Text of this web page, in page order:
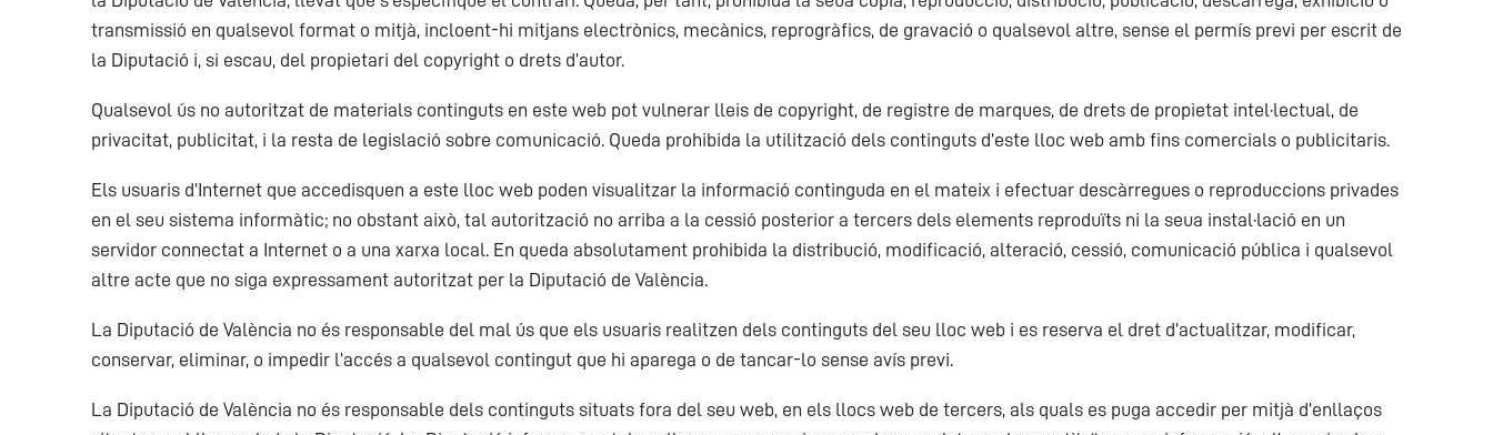
transmissió en qualsevol format o mitjà, incloent-hi mitjans electrònics, mecànics, reprogràfics, de gravació o qualsevol altre, sense el permís previ per escrit de
la Diputació i, si escau, del propietari del copyright o drets d’autor.
Qualsevol ús no autoritzat de materials continguts en este web pot vulnerar lleis de copyright, de registre de marques, de drets de propietat intel·lectual, de
privacitat, publicitat, i la resta de legislació sobre comunicació. Queda prohibida la utilització dels continguts d’este lloc web amb fins comercials o publicitaris.
Els usuaris d’Internet que accedisquen a este lloc web poden visualitzar la informació continguda en el mateix i efectuar descàrregues o reproduccions privades
en el seu sistema informàtic; no obstant això, tal autorització no arriba a la cessió posterior a tercers dels elements reproduïts ni la seua instal·lació en un
servidor connectat a Internet o a una xarxa local. En queda absolutament prohibida la distribució, modificació, alteració, cessió, comunicació pública i qualsevol
altre acte que no siga expressament autoritzat per la Diputació de València.
La Diputació de València no és responsable del mal ús que els usuaris realitzen dels continguts del seu lloc web i es reserva el dret d’actualitzar, modificar,
conservar, eliminar, o impedir l’accés a qualsevol contingut que hi aparega o de tancar-lo sense avís previ.
La Diputació de València no és responsable dels continguts situats fora del seu web, en els llocs web de tercers, als quals es puga accedir per mitjà d’enllaços